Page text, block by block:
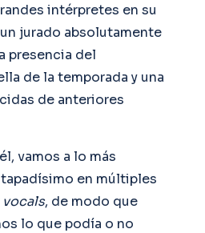
intérpretes en su
jurado absolutamente
presencia del
de la temporada y una
de anteriores
vamos a lo más
en múltiples
, de modo que
lo que podía o no